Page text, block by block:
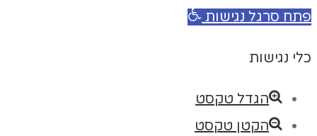
פתח סרגל נגישות
כלי נגישות
הגדל טקסט
הקטן טקסט